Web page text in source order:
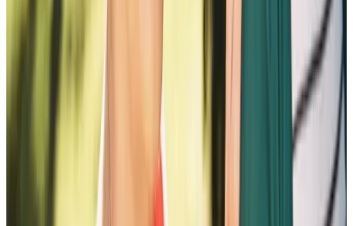
Chartwell résidences pour retraités
7070 Derrycrest Dr. Mississauga (ON) L5W 0G5
1 855-461-0685
PLANIFIER UNE VISITE
CONTACTEZ-NOUS